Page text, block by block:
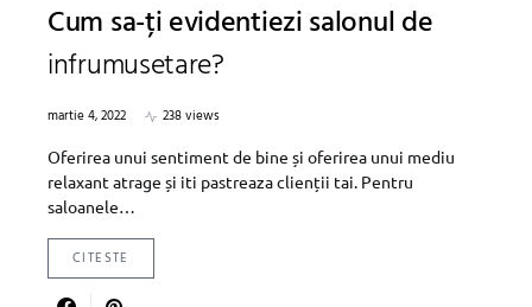
Cum sa-ți evidentiezi salonul de
infrumusetare?
martie 4, 2022
238 views
Oferirea unui sentiment de bine și oferirea unui mediu
relaxant atrage și iti pastreaza clienții tai. Pentru
saloanele…
CITESTE